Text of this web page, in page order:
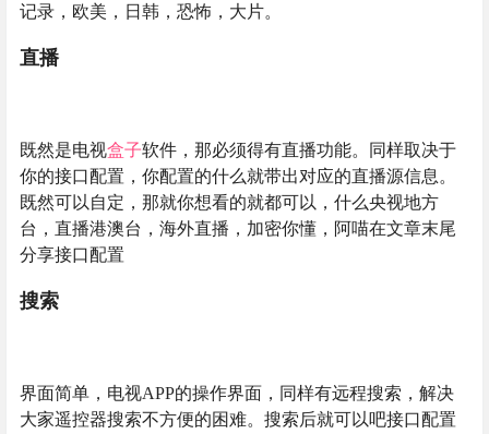
记录，欧美，日韩，恐怖，大片。
直播
既然是电视盒子软件，那必须得有直播功能。同样取决于
你的接口配置，你配置的什么就带出对应的直播源信息。
既然可以自定，那就你想看的就都可以，什么央视地方
台，直播港澳台，海外直播，加密你懂，阿喵在文章末尾
分享接口配置
搜索
界面简单，电视APP的操作界面，同样有远程搜索，解决
大家遥控器搜索不方便的困难。搜索后就可以吧接口配置